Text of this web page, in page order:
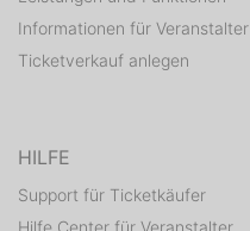
Informationen für Veranstalter
Ticketverkauf anlegen
HILFE
Support für Ticketkäufer